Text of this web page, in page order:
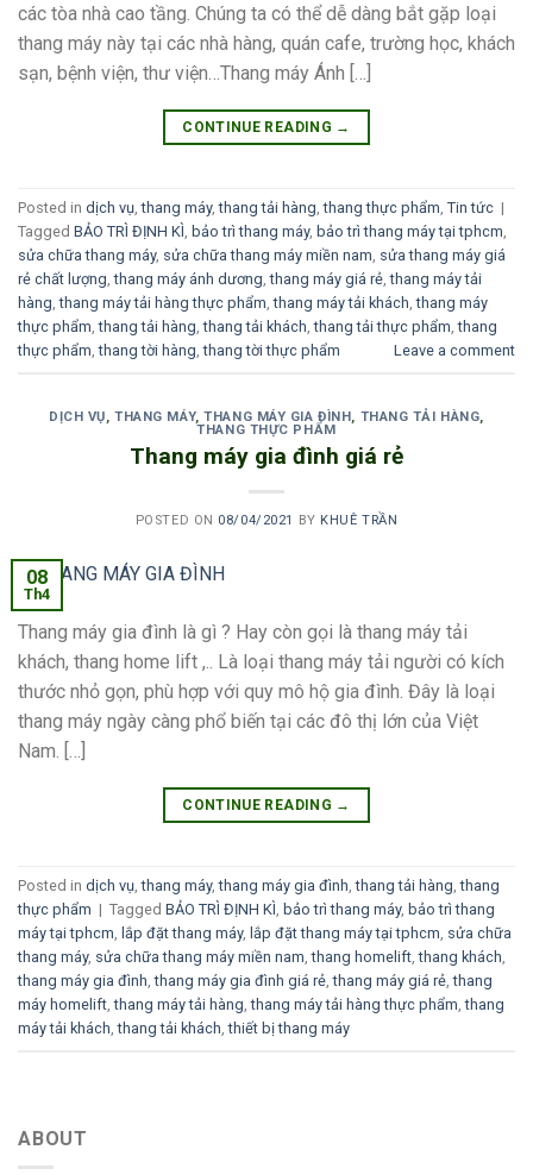
các tòa nhà cao tầng. Chúng ta có thể dễ dàng bắt gặp loại
thang máy này tại các nhà hàng, quán cafe, trường học, khách
sạn, bệnh viện, thư viện…Thang máy Ánh […]
CONTINUE READING →
Posted in dịch vụ,thang máy,thang tải hàng,thang thực phẩm, Tin tức |
Tagged BẢO TRÌ ĐỊNH KÌ, bảo trì thang máy, bảo trì thang máy tại tphcm,
sửa chữa thang máy, sửa chữa thang máy miền nam, sửa thang máy giá
rẻ chất lượng,thang máy ánh dương,thang máy giá rẻ,thang máy tải
hàng,thang máy tải hàng thực phẩm,thang máy tải khách,thang máy
thực phẩm,thang tải hàng,thang tải khách,thang tải thực phẩm,thang
thực phẩm,thang tời hàng,thang tời thực phẩm Leave a comment
DỊCH VỤ,THANG MÁY,THANG MÁY GIA ĐÌNH, THANG TẢI HÀNG,
THANG THỰC PHẨM
Thang máy gia đình giá rẻ
POSTED ON 08/04/2021 BY KHUÊ TRẦN
08
Th4
Thang máy gia đình là gì ? Hay còn gọi là thang máy tải
khách, thang home lift ,.. Là loại thang máy tải người có kích
thước nhỏ gọn, phù hợp với quy mô hộ gia đình. Đây là loại
thang máy ngày càng phổ biến tại các đô thị lớn của Việt
Nam. […]
CONTINUE READING →
Posted in dịch vụ,thang máy,thang máy gia đình,thang tải hàng,thang
thực phẩm | Tagged BẢO TRÌ ĐỊNH KÌ, bảo trì thang máy, bảo trì thang
máy tại tphcm, lắp đặt thang máy, lắp đặt thang máy tại tphcm, sửa chữa
thang máy, sửa chữa thang máy miền nam,thang homelift,thang khách,
thang máy gia đình,thang máy gia đình giá rẻ,thang máy giá rẻ,thang
máy homelift,thang máy tải hàng,thang máy tải hàng thực phẩm,thang
máy tải khách,thang tải khách,thiết bị thang máy
ABOUT